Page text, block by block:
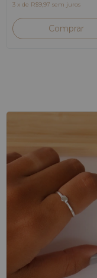
3 x de R$9,97 sem juros